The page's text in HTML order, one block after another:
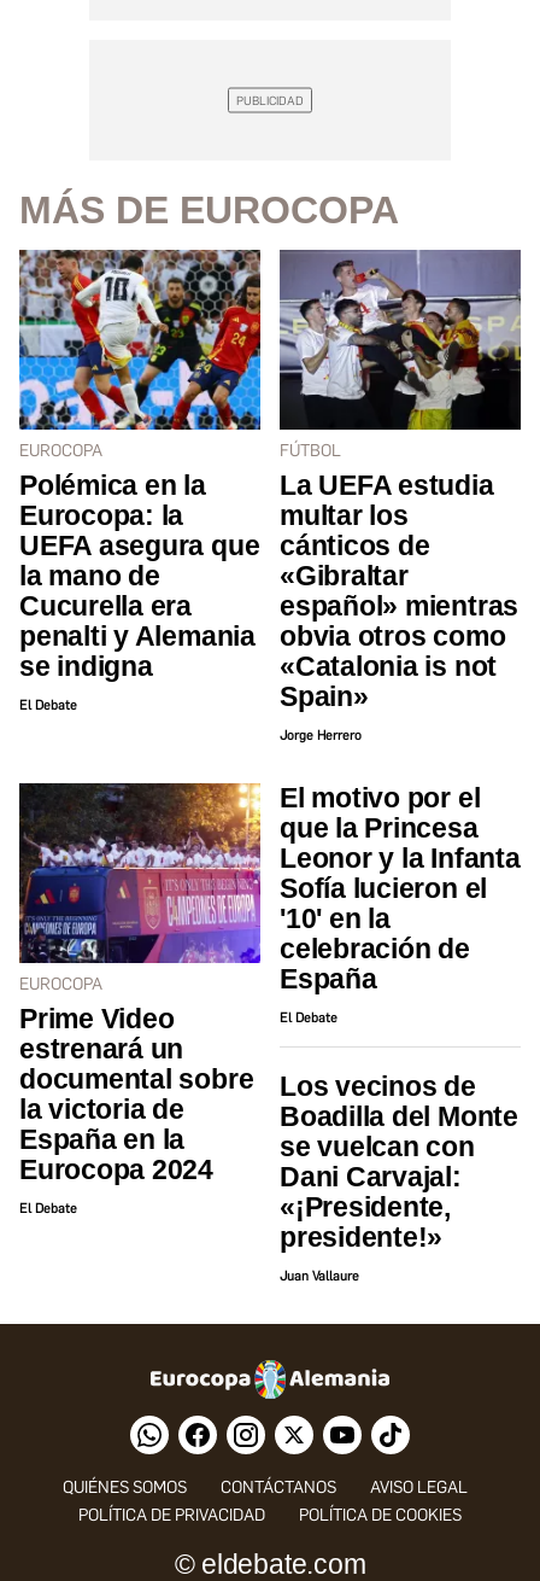
MÁS DE EUROCOPA
EUROCOPA
Polémica en la
Eurocopa: la
UEFA asegura que
la mano de
Cucurella era
penalti y Alemania
se indigna
El Debate
FÚTBOL
La UEFA estudia
multar los
cánticos de
«Gibraltar
español» mientras
obvia otros como
«Catalonia is not
Spain»
Jorge Herrero
EUROCOPA
Prime Video
estrenará un
documental sobre
la victoria de
España en la
Eurocopa 2024
El Debate
El motivo por el
que la Princesa
Leonor y la Infanta
Sofía lucieron el
'10' en la
celebración de
España
El Debate
Los vecinos de
Boadilla del Monte
se vuelcan con
Dani Carvajal:
«¡Presidente,
presidente!»
Juan Vallaure
QUIÉNES SOMOS CONTÁCTANOS
AVISO LEGAL
POLÍTICA DE PRIVACIDAD
POLÍTICA DE COOKIES
© eldebate.com